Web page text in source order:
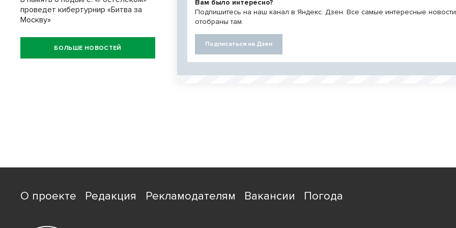
Вам было интересно?
Подпишитесь на наш канал в Яндекс. Дзен. Все самые интересные новости
отобраны там.
Подписаться на Дзен
проведет кибертурнир «Битва за
Москву»
БОЛЬШЕ НОВОСТЕЙ
О проекте Редакция Рекламодателям Вакансии Погода